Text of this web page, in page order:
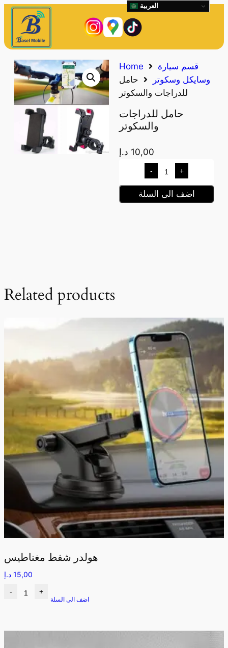
Home
قسم سيارة
وسايكل وسكوتر
حامل
للدراجات والسكوتر
حامل للدراجات
والسكوتر
10,00 د.إ
- +
اضف الى السلة
Related products
هولدر شفط مغناطيس
15,00 د.إ
- +
اضف الى السلة
العربية